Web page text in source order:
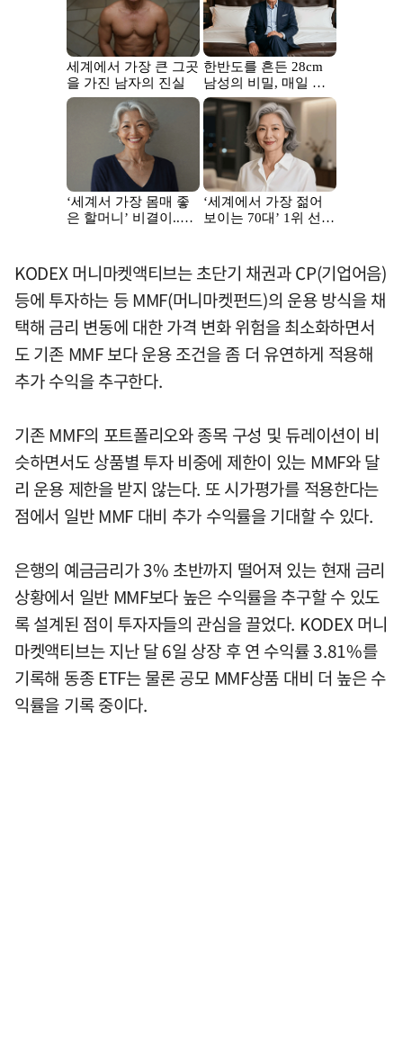
KODEX 머니마켓액티브는 초단기 채권과 CP(기업어음)
등에 투자하는 등 MMF(머니마켓펀드)의 운용 방식을 채
택해 금리 변동에 대한 가격 변화 위험을 최소화하면서
도 기존 MMF 보다 운용 조건을 좀 더 유연하게 적용해
추가 수익을 추구한다.
기존 MMF의 포트폴리오와 종목 구성 및 듀레이션이 비
슷하면서도 상품별 투자 비중에 제한이 있는 MMF와 달
리 운용 제한을 받지 않는다. 또 시가평가를 적용한다는
점에서 일반 MMF 대비 추가 수익률을 기대할 수 있다.
은행의 예금금리가 3% 초반까지 떨어져 있는 현재 금리
상황에서 일반 MMF보다 높은 수익률을 추구할 수 있도
록 설계된 점이 투자자들의 관심을 끌었다. KODEX 머니
마켓액티브는 지난 달 6일 상장 후 연 수익률 3.81%를
기록해 동종 ETF는 물론 공모 MMF상품 대비 더 높은 수
익률을 기록 중이다.